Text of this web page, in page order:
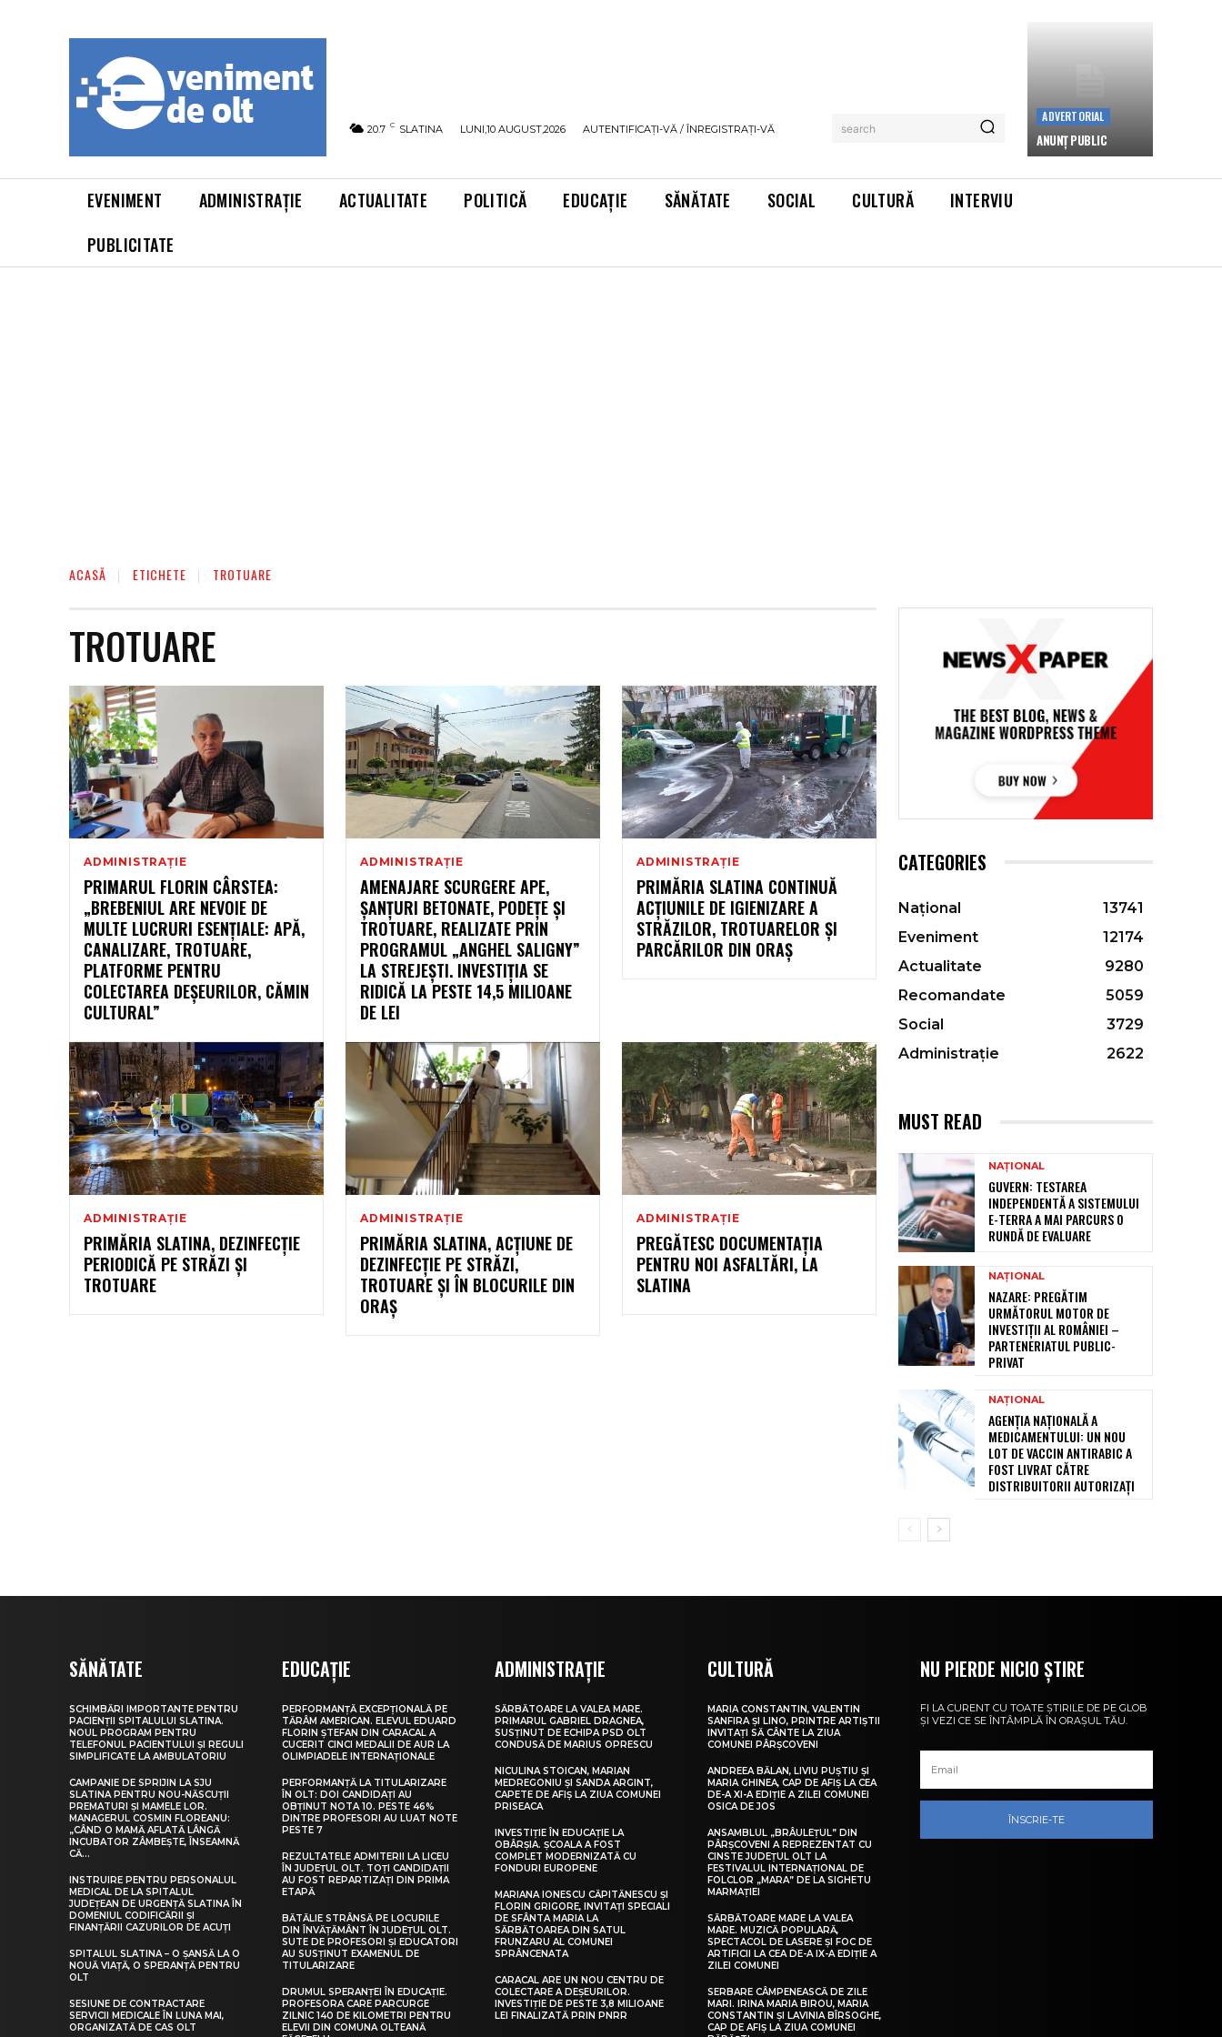
20.7 C SLATINA LUNI,10 AUGUST,2026 AUTENTIFICAȚI-VĂ / ÎNREGISTRAȚI-VĂ search
ADVERTORIAL
ANUNȚ PUBLIC
EVENIMENT ADMINISTRAȚIE ACTUALITATE POLITICĂ EDUCAȚIE SĂNĂTATE SOCIAL CULTURĂ
INTERVIU
PUBLICITATE
ACASĂ ETICHETE TROTUARE
TROTUARE
ADMINISTRAȚIE
PRIMARUL FLORIN CÂRSTEA:
„BREBENIUL ARE NEVOIE DE
MULTE LUCRURI ESENȚIALE: APĂ,
CANALIZARE, TROTUARE,
PLATFORME PENTRU
COLECTAREA DEȘEURILOR, CĂMIN
CULTURAL”
ADMINISTRAȚIE
AMENAJARE SCURGERE APE,
ȘANȚURI BETONATE, PODEȚE ȘI
TROTUARE, REALIZATE PRIN
PROGRAMUL „ANGHEL SALIGNY”
LA STREJEȘTI. INVESTIȚIA SE
RIDICĂ LA PESTE 14,5 MILIOANE
DE LEI
ADMINISTRAȚIE
PRIMĂRIA SLATINA CONTINUĂ
ACȚIUNILE DE IGIENIZARE A
STRĂZILOR, TROTUARELOR ȘI
PARCĂRILOR DIN ORAȘ
ADMINISTRAȚIE
PRIMĂRIA SLATINA, DEZINFECȚIE
PERIODICĂ PE STRĂZI ȘI
TROTUARE
ADMINISTRAȚIE
PRIMĂRIA SLATINA, ACȚIUNE DE
DEZINFECȚIE PE STRĂZI,
TROTUARE ȘI ÎN BLOCURILE DIN
ORAȘ
ADMINISTRAȚIE
PREGĂTESC DOCUMENTAȚIA
PENTRU NOI ASFALTĂRI, LA
SLATINA
CATEGORIES
Național
13741
Eveniment
12174
Actualitate
9280
Recomandate
5059
Social
3729
Administrație
2622
MUST READ
NAȚIONAL
GUVERN: TESTAREA
INDEPENDENTĂ A SISTEMULUI
E-TERRA A MAI PARCURS O
RUNDĂ DE EVALUARE
NAȚIONAL
NAZARE: PREGĂTIM
URMĂTORUL MOTOR DE
INVESTIȚII AL ROMÂNIEI –
PARTENERIATUL PUBLIC-
PRIVAT
NAȚIONAL
AGENȚIA NAȚIONALĂ A
MEDICAMENTULUI: UN NOU
LOT DE VACCIN ANTIRABIC A
FOST LIVRAT CĂTRE
DISTRIBUITORII AUTORIZAȚI
SĂNĂTATE
SCHIMBĂRI IMPORTANTE PENTRU
PACIENȚII SPITALULUI SLATINA.
NOUL PROGRAM PENTRU
TELEFONUL PACIENTULUI ȘI REGULI
SIMPLIFICATE LA AMBULATORIU
CAMPANIE DE SPRIJIN LA SJU
SLATINA PENTRU NOU-NĂSCUȚII
PREMATURI ȘI MAMELE LOR.
MANAGERUL COSMIN FLOREANU:
„CÂND O MAMĂ AFLATĂ LÂNGĂ
INCUBATOR ZÂMBEȘTE, ÎNSEAMNĂ
CĂ...
INSTRUIRE PENTRU PERSONALUL
MEDICAL DE LA SPITALUL
JUDEȚEAN DE URGENȚĂ SLATINA ÎN
DOMENIUL CODIFICĂRII ȘI
FINANȚĂRII CAZURILOR DE ACUȚI
SPITALUL SLATINA – O ȘANSĂ LA O
NOUĂ VIAȚĂ, O SPERANȚĂ PENTRU
OLT
SESIUNE DE CONTRACTARE
SERVICII MEDICALE ÎN LUNA MAI,
ORGANIZATĂ DE CAS OLT
EDUCAȚIE
PERFORMANȚĂ EXCEPȚIONALĂ PE
TĂRÂM AMERICAN. ELEVUL EDUARD
FLORIN ȘTEFAN DIN CARACAL A
CUCERIT CINCI MEDALII DE AUR LA
OLIMPIADELE INTERNAȚIONALE
PERFORMANȚĂ LA TITULARIZARE
ÎN OLT: DOI CANDIDAȚI AU
OBȚINUT NOTA 10. PESTE 46%
DINTRE PROFESORI AU LUAT NOTE
PESTE 7
REZULTATELE ADMITERII LA LICEU
ÎN JUDEȚUL OLT. TOȚI CANDIDAȚII
AU FOST REPARTIZAȚI DIN PRIMA
ETAPĂ
BĂTĂLIE STRÂNSĂ PE LOCURILE
DIN ÎNVĂȚĂMÂNT ÎN JUDEȚUL OLT.
SUTE DE PROFESORI ȘI EDUCATORI
AU SUSȚINUT EXAMENUL DE
TITULARIZARE
DRUMUL SPERANȚEI ÎN EDUCAȚIE.
PROFESORA CARE PARCURGE
ZILNIC 140 DE KILOMETRI PENTRU
ELEVII DIN COMUNA OLTEANĂ
ADMINISTRAȚIE
SĂRBĂTOARE LA VALEA MARE.
PRIMARUL GABRIEL DRAGNEA,
SUSȚINUT DE ECHIPA PSD OLT
CONDUSĂ DE MARIUS OPRESCU
NICULINA STOICAN, MARIAN
MEDREGONIU ȘI SANDA ARGINT,
CAPETE DE AFIȘ LA ZIUA COMUNEI
PRISEACA
INVESTIȚIE ÎN EDUCAȚIE LA
OBÂRȘIA. ȘCOALA A FOST
COMPLET MODERNIZATĂ CU
FONDURI EUROPENE
MARIANA IONESCU CĂPITĂNESCU ȘI
FLORIN GRIGORE, INVITAȚI SPECIALI
DE SFÂNTA MARIA LA
SĂRBĂTOAREA DIN SATUL
FRUNZARU AL COMUNEI
SPRÂNCENATA
CARACAL ARE UN NOU CENTRU DE
COLECTARE A DEȘEURILOR.
INVESTIȚIE DE PESTE 3,8 MILIOANE
LEI FINALIZATĂ PRIN PNRR
CULTURĂ
MARIA CONSTANTIN, VALENTIN
SANFIRA ȘI LINO, PRINTRE ARTIȘTII
INVITAȚI SĂ CÂNTE LA ZIUA
COMUNEI PÂRȘCOVENI
ANDREEA BĂLAN, LIVIU PUȘTIU ȘI
MARIA GHINEA, CAP DE AFIȘ LA CEA
DE-A XI-A EDIȚIE A ZILEI COMUNEI
OSICA DE JOS
ANSAMBLUL „BRÂULEȚUL” DIN
PÂRȘCOVENI A REPREZENTAT CU
CINSTE JUDEȚUL OLT LA
FESTIVALUL INTERNAȚIONAL DE
FOLCLOR „MARA” DE LA SIGHETU
MARMAȚIEI
SĂRBĂTOARE MARE LA VALEA
MARE. MUZICĂ POPULARĂ,
SPECTACOL DE LASERE ȘI FOC DE
ARTIFICII LA CEA DE-A IX-A EDIȚIE A
ZILEI COMUNEI
SERBARE CÂMPENEASCĂ DE ZILE
MARI. IRINA MARIA BIROU, MARIA
CONSTANTIN ȘI LAVINIA BÎRSOGHE,
CAP DE AFIȘ LA ZIUA COMUNEI
NU PIERDE NICIO ȘTIRE
FI LA CURENT CU TOATE ȘTIRILE DE PE GLOB
ȘI VEZI CE SE ÎNTÂMPLĂ ÎN ORAȘUL TĂU.
ÎNSCRIE-TE